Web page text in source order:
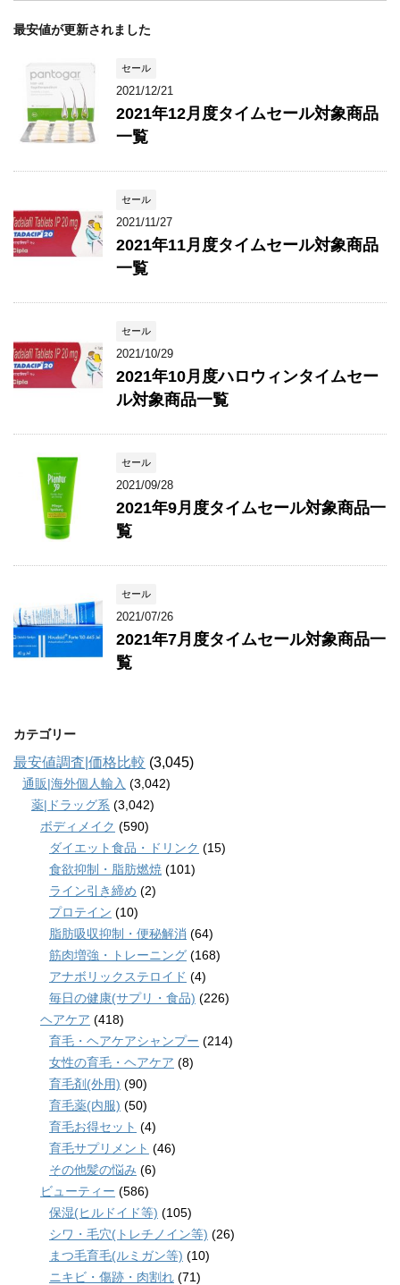
最安値が更新されました
セール
2021/12/21
2021年12月度タイムセール対象商品
一覧
セール
2021/11/27
2021年11月度タイムセール対象商品
一覧
セール
2021/10/29
2021年10月度ハロウィンタイムセー
ル対象商品一覧
セール
2021/09/28
2021年9月度タイムセール対象商品一
覧
セール
2021/07/26
2021年7月度タイムセール対象商品一
覧
カテゴリー
最安値調査|価格比較 (3,045)
通販|海外個人輸入 (3,042)
薬|ドラッグ系 (3,042)
ボディメイク (590)
ダイエット食品・ドリンク (15)
食欲抑制・脂肪燃焼 (101)
ライン引き締め (2)
プロテイン (10)
脂肪吸収抑制・便秘解消 (64)
筋肉増強・トレーニング (168)
アナボリックステロイド (4)
毎日の健康(サプリ・食品) (226)
ヘアケア (418)
育毛・ヘアケアシャンプー (214)
女性の育毛・ヘアケア (8)
育毛剤(外用) (90)
育毛薬(内服) (50)
育毛お得セット (4)
育毛サプリメント (46)
その他髪の悩み (6)
ビューティー (586)
保湿(ヒルドイド等) (105)
シワ・毛穴(トレチノイン等) (26)
まつ毛育毛(ルミガン等) (10)
ニキビ・傷跡・肉割れ (71)